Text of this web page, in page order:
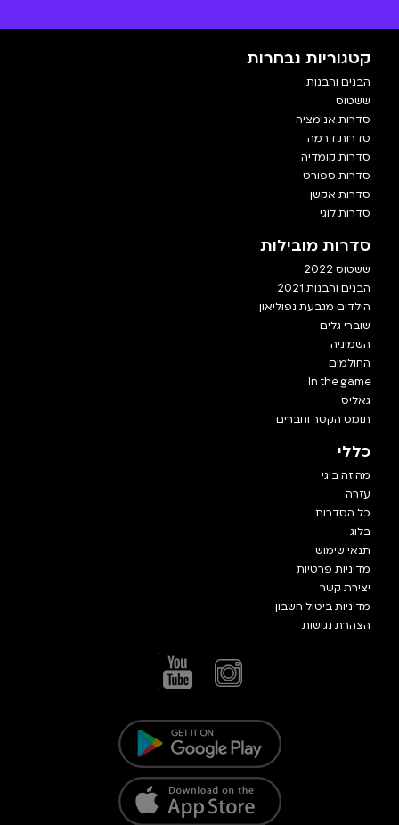
קטגוריות נבחרות
הבנים והבנות
ששטוס
סדרות אנימציה
סדרות דרמה
סדרות קומדיה
סדרות ספורט
סדרות אקשן
סדרות לוגי
סדרות מובילות
ששטוס 2022
הבנים והבנות 2021
הילדים מגבעת נפוליאון
שוברי גלים
השמיניה
החולמים
In the game
גאליס
תומס הקטר וחברים
כללי
מה זה ביגי
עזרה
כל הסדרות
בלוג
תנאי שימוש
מדיניות פרטיות
יצירת קשר
מדיניות ביטול חשבון
הצהרת נגישות